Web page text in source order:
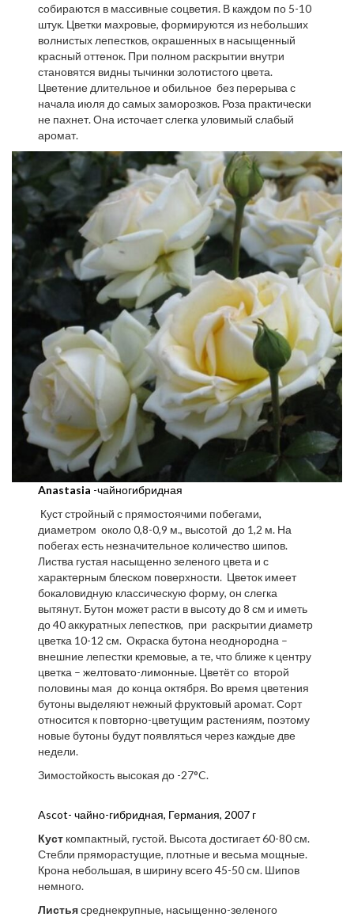
собираются в массивные соцветия. В каждом по 5-10
штук. Цветки махровые, формируются из небольших
волнистых лепестков, окрашенных в насыщенный
красный оттенок. При полном раскрытии внутри
становятся видны тычинки золотистого цвета.
Цветение длительное и обильное без перерыва с
начала июля до самых заморозков. Роза практически
не пахнет. Она источает слегка уловимый слабый
аромат.
Anastasia -чайногибридная
Куст стройный с прямостоячими побегами,
диаметром около 0,8-0,9 м., высотой до 1,2 м. На
побегах есть незначительное количество шипов.
Листва густая насыщенно зеленого цвета и с
характерным блеском поверхности. Цветок имеет
бокаловидную классическую форму, он слегка
вытянут. Бутон может расти в высоту до 8 см и иметь
до 40 аккуратных лепестков, при раскрытии диаметр
цветка 10-12 см. Окраска бутона неоднородна –
внешние лепестки кремовые, а те, что ближе к центру
цветка – желтовато-лимонные. Цветёт со второй
половины мая до конца октября. Во время цветения
бутоны выделяют нежный фруктовый аромат. Сорт
относится к повторно-цветущим растениям, поэтому
новые бутоны будут появляться через каждые две
недели.
Зимостойкость высокая до -27°C.
Ascot- чайно-гибридная, Германия, 2007 г
Куст компактный, густой. Высота достигает 60-80 см.
Стебли пряморастущие, плотные и весьма мощные.
Крона небольшая, в ширину всего 45-50 см. Шипов
немного.
Листьясреднекрупные, насыщенно-зеленого